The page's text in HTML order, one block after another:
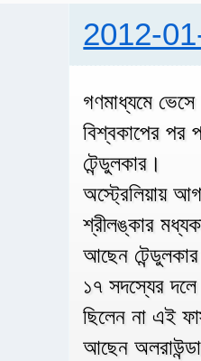
2012-
গণমাধ্যমে
বিশ্বকাপের পর
টেন্ডুলকার।
অস্ট্রেলিয়ায়
শ্রীলঙ্কার
আছেন
১৭ সদস্যের
ছিলেন না এই
আছেন